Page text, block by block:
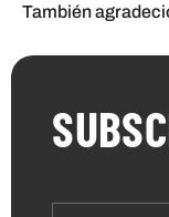
También